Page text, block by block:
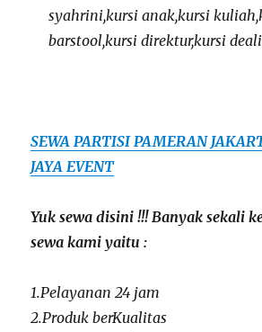
syahrini,kursi anak,kursi
barstool,kursi direktur,kursi
SEWA PARTISI PAMERAN
JAYA EVENT
Yuk sewa disini !!! Banyak sekali
sewa kami yaitu :
1.Pelayanan 24 jam
2.Produk berKualitas